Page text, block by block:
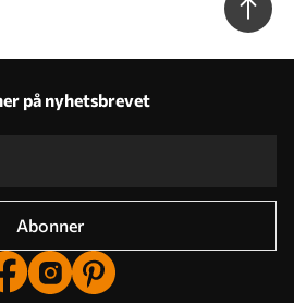
på nyhetsbrevet
Abonner